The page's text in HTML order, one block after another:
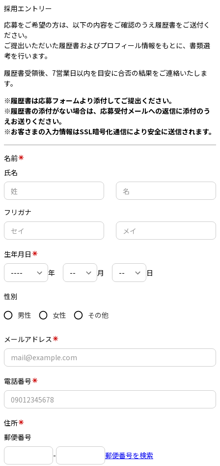
採用エントリー
応募をご希望の方は、以下の内容をご確認のうえ履歴書をご送付く
ださい。
ご提出いただいた履歴書およびプロフィール情報をもとに、書類選
考を行います。
履歴書受領後、7営業日以内を目安に合否の結果をご連絡いたしま
す。
※履歴書は応募フォームより添付してご提出ください。
※履歴書の添付がない場合は、応募受付メールへの返信に添付のう
えお送りください。
※お客さまの入力情報はSSL暗号化通信により安全に送信されます。
名前
氏名
フリガナ
生年月日
年
月 日
性別
男性
女性 その他
メールアドレス
電話番号
住所
郵便番号
-
郵便番号を検索